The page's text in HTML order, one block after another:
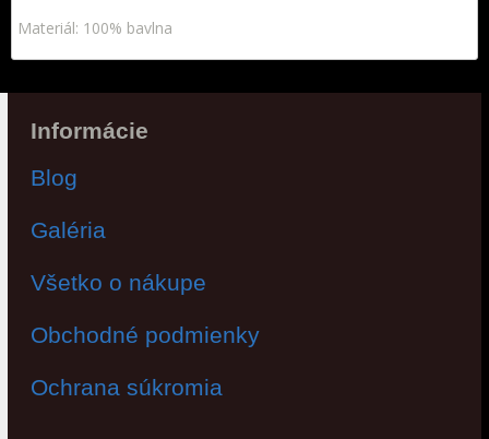
Materiál: 100% bavlna
Informácie
Blog
Galéria
Všetko o nákupe
Obchodné podmienky
Ochrana súkromia